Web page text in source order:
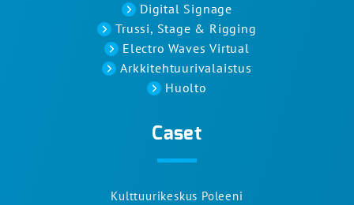
Digital Signage
Trussi, Stage & Rigging
Electro Waves Virtual
Arkkitehtuurivalaistus
Huolto
Caset
Kulttuurikeskus Poleeni